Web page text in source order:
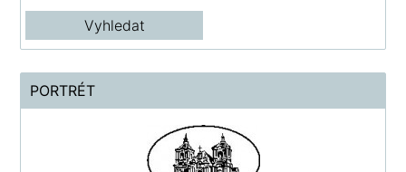
PORTRÉT